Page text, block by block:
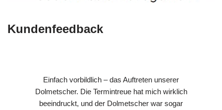
Kundenfeedback
Einfach vorbildlich – das Auftreten unserer
Dolmetscher. Die Termintreue hat mich wirklich
beeindruckt, und der Dolmetscher war sogar